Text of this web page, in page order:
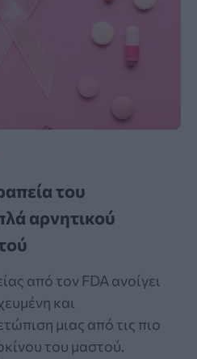
του
αρνητικού
από τον FDA ανοίγει
και
μιας από τις πιο
του μαστού.